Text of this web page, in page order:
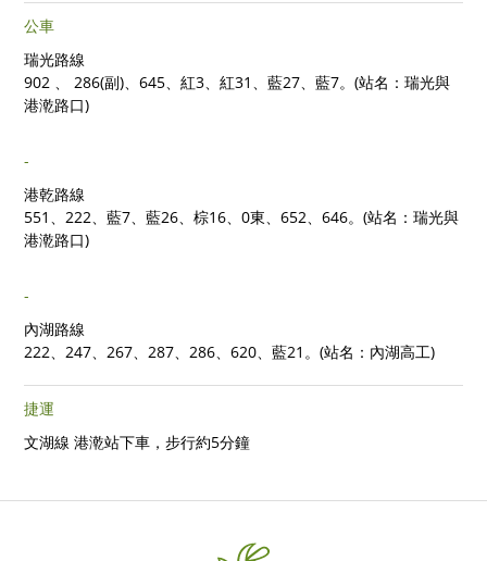
公車
瑞光路線
902 、 286(副)、645、紅3、紅31、藍27、藍7。(站名：瑞光與
港漧路口)
-
港乾路線
551、222、藍7、藍26、棕16、0東、652、646。(站名：瑞光與
港漧路口)
-
內湖路線
222、247、267、287、286、620、藍21。(站名：內湖高工)
捷運
文湖線 港漧站下車，步行約5分鐘